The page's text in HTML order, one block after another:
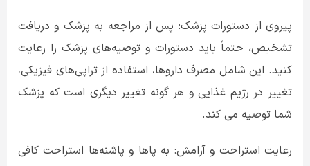
پیروی از دستورات پزشک: پس از مراجعه به پزشک و دریافت
تشخیص، حتماً باید دستورات و توصیه‌های پزشک را رعایت
کنید. این شامل مصرف داروها، استفاده از تراپی‌های فیزیکی،
تغییر در رژیم غذایی و هر گونه تغییر دیگری است که پزشک
شما توصیه می کند.
رعایت استراحت و آرامش: به پاها و پاشنه‌ها استراحت کافی